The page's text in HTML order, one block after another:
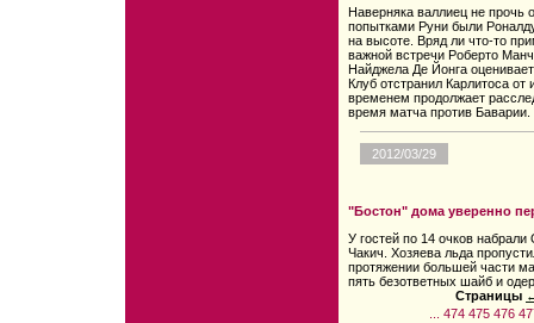
Наверняка валлиец не прочь
попытками Руни были
на высоте. Вряд ли что-то
важной встречи Роберто
Найджела Де Йонга
Клуб отстранил Карлитоса от
временем продолжает
время матча против Баварии.
2012/03/29
"Бостон" дома уверенно
У гостей по 14 очков
Чакич. Хозяева льда
протяжении большей части
пять безответных шайб и
Страницы
474 475 476